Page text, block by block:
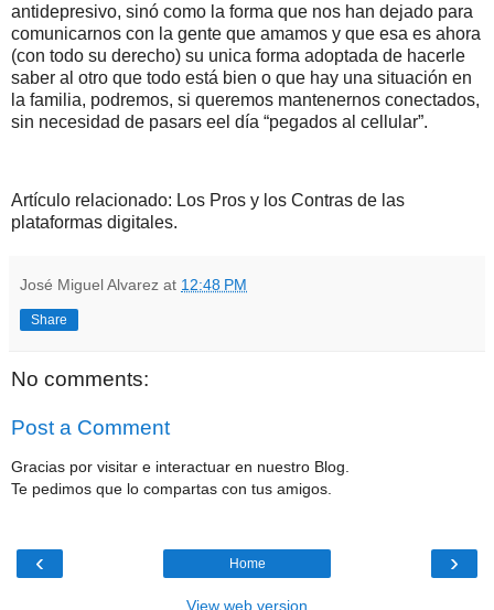
antidepresivo, sinó como la forma que nos han dejado para
comunicarnos con la gente que amamos y que esa es ahora
(con todo su derecho) su unica forma adoptada de hacerle
saber al otro que todo está bien o que hay una situación en
la familia, podremos, si queremos mantenernos conectados,
sin necesidad de pasars eel día “pegados al cellular”.
Artículo relacionado: Los Pros y los Contras de las
plataformas digitales.
José Miguel Alvarez at 12:48 PM
Share
No comments:
Post a Comment
Gracias por visitar e interactuar en nuestro Blog.
Te pedimos que lo compartas con tus amigos.
‹ ›
Home
View web version